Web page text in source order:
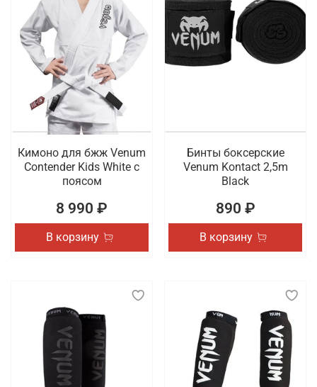
Кимоно для бжж Venum
Contender Kids White с
поясом
8 990 ₽
В корзину
Бинты боксерские
Venum Kontact 2,5m
Black
890 ₽
В корзину